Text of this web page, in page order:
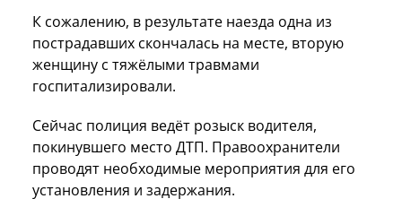
К сожалению, в результате наезда одна из
пострадавших скончалась на месте, вторую
женщину с тяжёлыми травмами
госпитализировали.
Сейчас полиция ведёт розыск водителя,
покинувшего место ДТП. Правоохранители
проводят необходимые мероприятия для его
установления и задержания.